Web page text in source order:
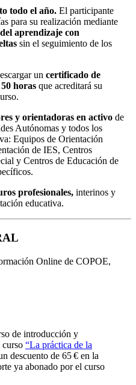
todo el año. El participante
para su realización mediante
aprendizaje con
sin el seguimiento de los
un certificado de
horas que acreditará su
y orientadoras en activo de
Autónomas y todos los
Equipos de Orientación
de IES, Centros
y Centros de Educación de
profesionales, interinos y
educativa.
Online de COPOE,
de introducción y
curso “La práctica de la
descuento de 65 € en la
ya abonado por el curso